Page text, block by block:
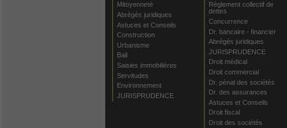
Mitoyenneté
Abrégés juridiques
Astuces et Conseils
Construction
Urbanisme
Bail
Saisies immobilières
Servitudes
Environnement
JURISPRUDENCE
Règlement collectif de
dettes
Concurrence
Dr. bancaire - financier
Abrégés juridiques
JURISPRUDENCE
Droit médical
Droit commercial
Dr. pénal des sociétés
Dr. des assurances
Astuces et Conseils
Droit fiscal
Droit des sociétés